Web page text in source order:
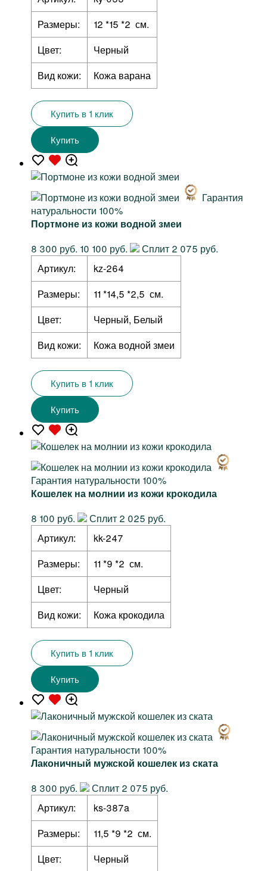
Размеры:
12 *15 *2 см.
Цвет:
Черный
Вид кожи:
Кожа варана
Купить в 1 клик
Купить
Гарантия
натуральности 100%
Портмоне из кожи водной змеи
8 300 руб. 10 100 руб.
Сплит 2 075 руб.
Артикул:
kz-264
Размеры:
11 *14,5 *2,5 см.
Цвет:
Черный, Белый
Вид кожи:
Кожа водной змеи
Купить в 1 клик
Купить
Гарантия натуральности 100%
Кошелек на молнии из кожи крокодила
8 100 руб.
Сплит 2 025 руб.
Артикул:
kk-247
Размеры:
11 *9 *2 см.
Цвет:
Черный
Вид кожи:
Кожа крокодила
Купить в 1 клик
Купить
Гарантия натуральности 100%
Лаконичный мужской кошелек из ската
8 300 руб.
Сплит 2 075 руб.
Артикул:
ks-387a
Размеры:
11,5 *9 *2 см.
Цвет:
Черный